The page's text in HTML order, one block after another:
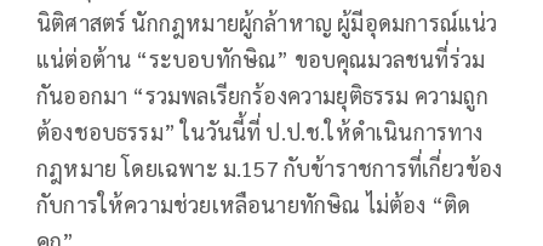
นิติศาสตร์ นักกฎหมายผู้กล้าหาญ ผู้มีอุดมการณ์แน่ว
แน่ต่อต้าน “ระบอบทักษิณ” ขอบคุณมวลชนที่ร่วม
กันออกมา “รวมพลเรียกร้องความยุติธรรม ความถูก
ต้องชอบธรรม” ในวันนี้ที่ ป.ป.ช.ให้ดำเนินการทาง
กฎหมาย โดยเฉพาะ ม.157 กับข้าราชการที่เกี่ยวข้อง
กับการให้ความช่วยเหลือนายทักษิณ ไม่ต้อง “ติด